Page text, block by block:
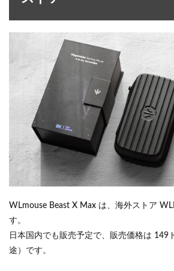
WLmouse Beast X Max は、海外ストア
す。
日本国内でも販売予定で、販売価格は 149
途）です。